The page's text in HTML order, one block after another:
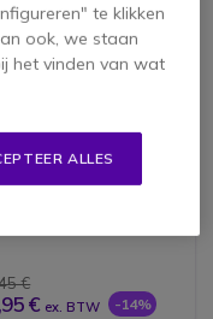
Engage 50 II +
C/A-adapter MS
€
€ ex. BTW -14%
te klikken
ook, we staan
het vinden van wat
ALLES